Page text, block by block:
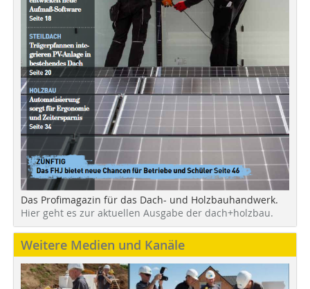
Das Profimagazin für das Dach- und Holzbauhandwerk.
Hier geht es zur aktuellen Ausgabe der dach+holzbau.
Weitere Medien und Kanäle